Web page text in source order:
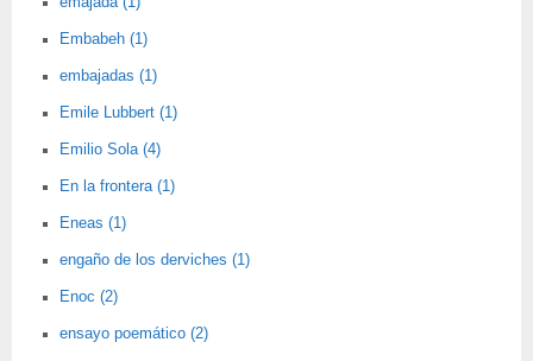
Embabeh (1)
embajadas (1)
Emile Lubbert (1)
Emilio Sola (4)
En la frontera (1)
Eneas (1)
engaño de los derviches (1)
Enoc (2)
ensayo poemático (2)